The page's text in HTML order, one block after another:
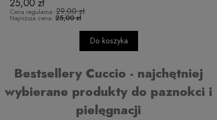
25,00 zł
Cena regularna: 29,00 zł
Najniższa cena: 25,00 zł
Do koszyka
Bestsellery Cuccio - najchętniej
wybierane produkty do paznokci i
pielęgnacji